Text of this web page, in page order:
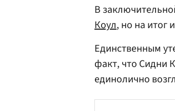
В
Коул, но на итог
Единственным
факт, что Сидни
единолично